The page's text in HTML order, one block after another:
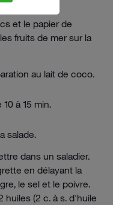
et le papier de
fruits de mer sur la
au lait de coco.
à 15 min.
salade.
dans un saladier.
en délayant la
le sel et le poivre.
huiles (2 c. à s. d'huile